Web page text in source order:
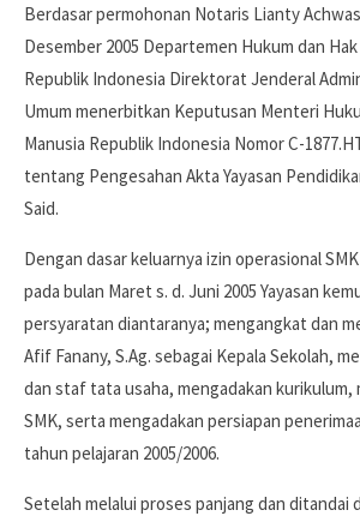
Berdasar permohonan Notaris Lianty
Desember 2005 Departemen Hukum dan Hak
Republik Indonesia Direktorat Jenderal
Umum menerbitkan Keputusan Menteri
Manusia Republik Indonesia Nomor C-
tentang Pengesahan Akta Yayasan
Said.
Dengan dasar keluarnya izin operasional
pada bulan Maret s. d. Juni 2005 Yayasan
persyaratan diantaranya; mengangkat dan
Afif Fanany, S.Ag. sebagai Kepala Sekolah,
dan staf tata usaha, mengadakan
SMK, serta mengadakan persiapan
tahun pelajaran 2005/2006.
Setelah melalui proses panjang dan ditandai